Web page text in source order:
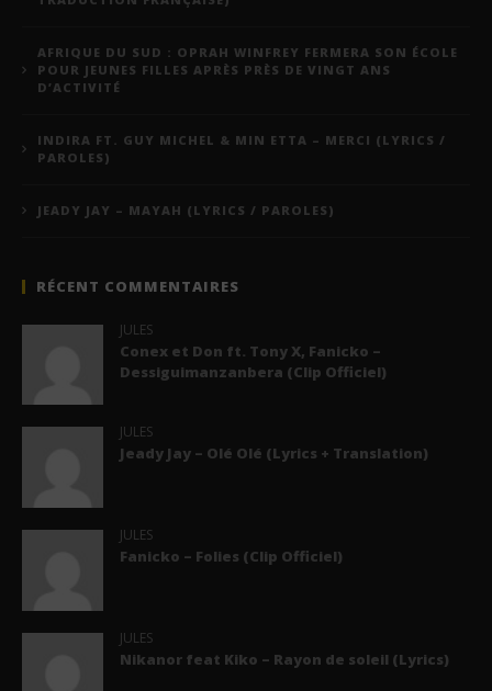
AFRIQUE DU SUD : OPRAH WINFREY FERMERA SON ÉCOLE
POUR JEUNES FILLES APRÈS PRÈS DE VINGT ANS
D’ACTIVITÉ
INDIRA FT. GUY MICHEL & MIN ETTA – MERCI (LYRICS /
PAROLES)
JEADY JAY – MAYAH (LYRICS / PAROLES)
RÉCENT COMMENTAIRES
JULES
Conex et Don ft. Tony X, Fanicko –
Dessiguimanzanbera (Clip Officiel)
JULES
Jeady Jay – Olé Olé (Lyrics + Translation)
JULES
Fanicko – Folies (Clip Officiel)
JULES
Nikanor feat Kiko – Rayon de soleil (Lyrics)